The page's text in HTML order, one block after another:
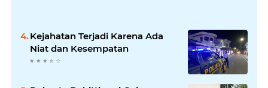
Kejahatan Terjadi Karena Ada
Niat dan Kesempatan